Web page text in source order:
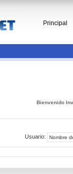
Principal
Bienvenido
Usuario: